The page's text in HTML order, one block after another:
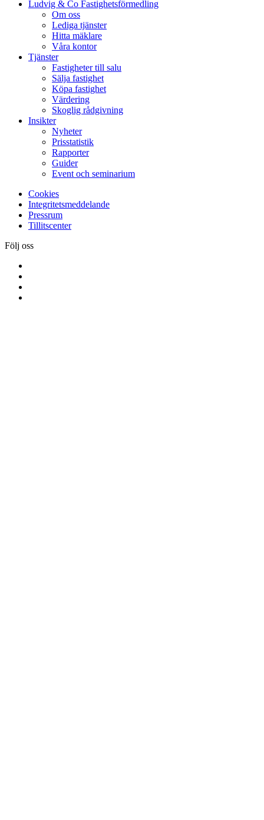
Ludvig & Co Fastighetsförmedling
Om oss
Lediga tjänster
Hitta mäklare
Våra kontor
Tjänster
Fastigheter till salu
Sälja fastighet
Köpa fastighet
Värdering
Skoglig rådgivning
Insikter
Nyheter
Prisstatistik
Rapporter
Guider
Event och seminarium
Cookies
Integritetsmeddelande
Pressrum
Tillitscenter
Följ oss